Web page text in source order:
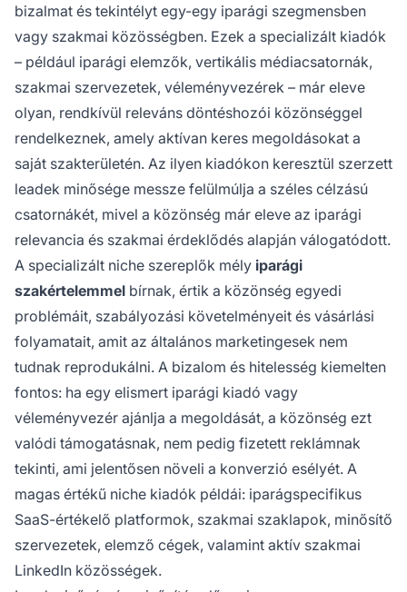
bizalmat és tekintélyt egy-egy iparági szegmensben
vagy szakmai közösségben. Ezek a specializált kiadók
– például iparági elemzők, vertikális médiacsatornák,
szakmai szervezetek, véleményvezérek – már eleve
olyan, rendkívül releváns döntéshozói közönséggel
rendelkeznek, amely aktívan keres megoldásokat a
saját szakterületén. Az ilyen kiadókon keresztül szerzett
leadek minősége messze felülmúlja a széles célzású
csatornákét, mivel a közönség már eleve az iparági
relevancia és szakmai érdeklődés alapján válogatódott.
A specializált niche szereplők mély iparági
szakértelemmel bírnak, értik a közönség egyedi
problémáit, szabályozási követelményeit és vásárlási
folyamatait, amit az általános marketingesek nem
tudnak reprodukálni. A bizalom és hitelesség kiemelten
fontos: ha egy elismert iparági kiadó vagy
véleményvezér ajánlja a megoldását, a közönség ezt
valódi támogatásnak, nem pedig fizetett reklámnak
tekinti, ami jelentősen növeli a konverzió esélyét. A
magas értékű niche kiadók példái: iparágspecifikus
SaaS-értékelő platformok, szakmai szaklapok, minősítő
szervezetek, elemző cégek, valamint aktív szakmai
LinkedIn közösségek.